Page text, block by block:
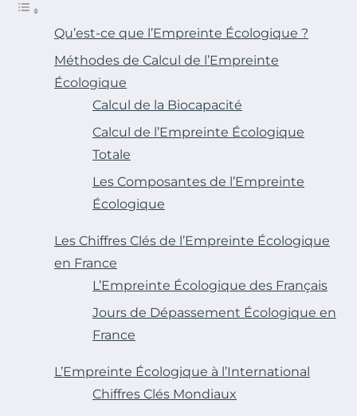
Qu’est-ce que l’Empreinte Écologique ?
Méthodes de Calcul de l’Empreinte
Écologique
Calcul de la Biocapacité
Calcul de l’Empreinte Écologique
Totale
Les Composantes de l’Empreinte
Écologique
Les Chiffres Clés de l’Empreinte Écologique
en France
L’Empreinte Écologique des Français
Jours de Dépassement Écologique en
France
L’Empreinte Écologique à l’International
Chiffres Clés Mondiaux